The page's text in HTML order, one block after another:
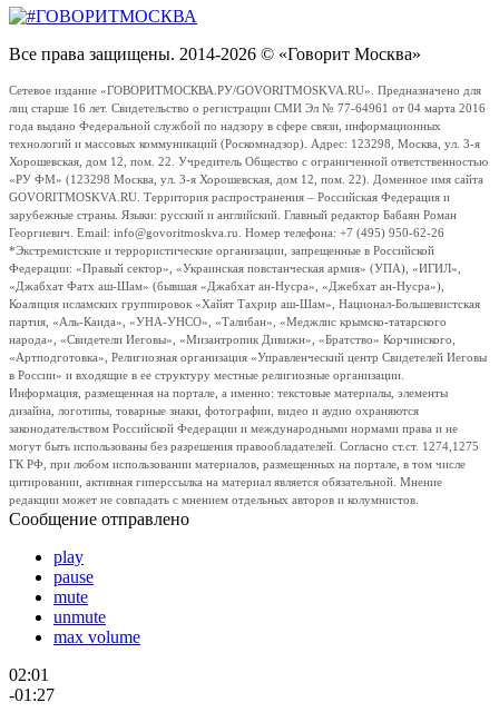
Все права защищены. 2014-2026 © «Говорит Москва»
Сетевое издание «ГОВОРИТМОСКВА.РУ/GOVORITMOSKVA.RU». Предназначено для
лиц старше 16 лет. Свидетельство о регистрации СМИ Эл № 77-64961 от 04 марта 2016
года выдано Федеральной службой по надзору в сфере связи, информационных
технологий и массовых коммуникаций (Роскомнадзор). Адрес: 123298, Москва, ул. 3-я
Хорошевская, дом 12, пом. 22. Учредитель Общество с ограниченной ответственностью
«РУ ФМ» (123298 Москва, ул. 3-я Хорошевская, дом 12, пом. 22). Доменное имя сайта
GOVORITMOSKVA.RU. Территория распространения – Российская Федерация и
зарубежные страны. Языки: русский и английский. Главный редактор Бабаян Роман
Георгиевич. Email: info@govoritmoskva.ru. Номер телефона: +7 (495) 950-62-26
*Экстремистские и террористические организации, запрещенные в Российской
Федерации: «Правый сектор», «Украинская повстанческая армия» (УПА), «ИГИЛ»,
«Джабхат Фатх аш-Шам» (бывшая «Джабхат ан-Нусра», «Джебхат ан-Нусра»),
Коалиция исламских группировок «Хайят Тахрир аш-Шам», Национал-Большевистская
партия, «Аль-Каида», «УНА-УНСО», «Талибан», «Меджлис крымско-татарского
народа», «Свидетели Иеговы», «Мизантропик Дивижн», «Братство» Корчинского,
«Артподготовка», Религиозная организация «Управленческий центр Свидетелей Иеговы
в России» и входящие в ее структуру местные религиозные организации.
Информация, размещенная на портале, а именно: текстовые материалы, элементы
дизайна, логотипы, товарные знаки, фотографии, видео и аудио охраняются
законодательством Российской Федерации и международными нормами права и не
могут быть использованы без разрешения правообладателей. Согласно ст.ст. 1274,1275
ГК РФ, при любом использовании материалов, размещенных на портале, в том числе
цитировании, активная гиперссылка на материал является обязательной. Мнение
редакции может не совпадать с мнением отдельных авторов и колумнистов.
Сообщение отправлено
play
pause
mute
unmute
max volume
02:01
-01:27